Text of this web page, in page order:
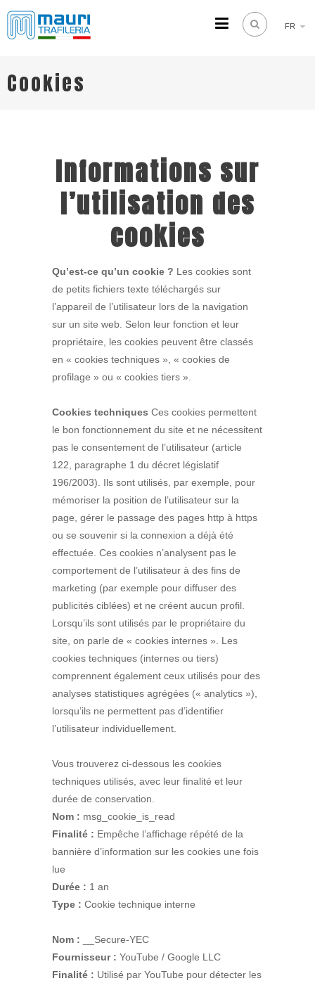
FR
Cookies
Informations sur
l’utilisation des
cookies
Qu’est-ce qu’un cookie ? Les cookies sont
de petits fichiers texte téléchargés sur
l’appareil de l’utilisateur lors de la navigation
sur un site web. Selon leur fonction et leur
propriétaire, les cookies peuvent être classés
en « cookies techniques », « cookies de
profilage » ou « cookies tiers ».
Cookies techniques Ces cookies permettent
le bon fonctionnement du site et ne nécessitent
pas le consentement de l’utilisateur (article
122, paragraphe 1 du décret législatif
196/2003). Ils sont utilisés, par exemple, pour
mémoriser la position de l’utilisateur sur la
page, gérer le passage des pages http à https
ou se souvenir si la connexion a déjà été
effectuée. Ces cookies n’analysent pas le
comportement de l’utilisateur à des fins de
marketing (par exemple pour diffuser des
publicités ciblées) et ne créent aucun profil.
Lorsqu’ils sont utilisés par le propriétaire du
site, on parle de « cookies internes ». Les
cookies techniques (internes ou tiers)
comprennent également ceux utilisés pour des
analyses statistiques agrégées (« analytics »),
lorsqu’ils ne permettent pas d’identifier
l’utilisateur individuellement.
Vous trouverez ci-dessous les cookies
techniques utilisés, avec leur finalité et leur
durée de conservation.
Nom : msg_cookie_is_read
Finalité : Empêche l’affichage répété de la
bannière d’information sur les cookies une fois
lue
Durée : 1 an
Type : Cookie technique interne
Nom : __Secure-YEC
Fournisseur : YouTube / Google LLC
Finalité : Utilisé par YouTube pour détecter les